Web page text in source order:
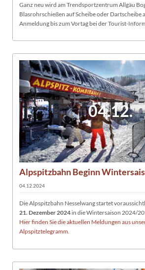
Ganz neu wird am Trendsportzentrum Allgäu
Blasrohrschießen auf Scheibe oder Dartscheibe
Anmeldung bis zum Vortag bei der Tourist-
04.12.
Alpspitzbahn Beginn
04.12.2024
Die Alpspitzbahn Nesselwang startet
21. Dezember 2024 in die Wintersaison 2024/
Hier finden Sie die aktuellen Meldungen aus
Alpspitztelegramm.